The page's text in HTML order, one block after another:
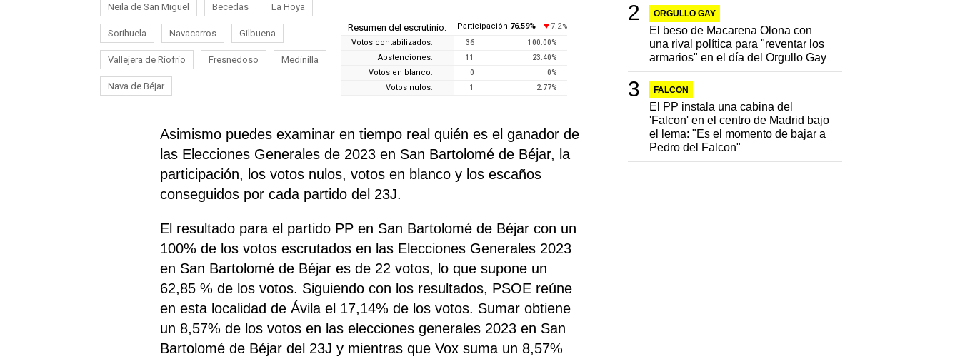
Neila de San Miguel Becedas La Hoya
Sorihuela Navacarros Gilbuena
Vallejera de Riofrío Fresnedoso Medinilla
Nava de Béjar
Resumen del escrutinio: Participación 76.59% 7.2 %
Votos contabilizados: 36 100.00%
Abstenciones: 11 23.40%
Votos en blanco: 0 0%
Votos nulos: 1 2.77%
Asimismo puedes examinar en tiempo real quién es el ganador de
las Elecciones Generales de 2023 en San Bartolomé de Béjar, la
participación, los votos nulos, votos en blanco y los escaños
conseguidos por cada partido del 23J.
El resultado para el partido PP en San Bartolomé de Béjar con un
100% de los votos escrutados en las Elecciones Generales 2023
en San Bartolomé de Béjar es de 22 votos, lo que supone un
62,85 % de los votos. Siguiendo con los resultados, PSOE reúne
en esta localidad de Ávila el 17,14% de los votos. Sumar obtiene
un 8,57% de los votos en las elecciones generales 2023 en San
Bartolomé de Béjar del 23J y mientras que Vox suma un 8,57%
ORGULLO GAY
El beso de Macarena Olona con
una rival política para "reventar los
armarios" en el día del Orgullo Gay
FALCON
El PP instala una cabina del
'Falcon' en el centro de Madrid bajo
el lema: "Es el momento de bajar a
Pedro del Falcon"